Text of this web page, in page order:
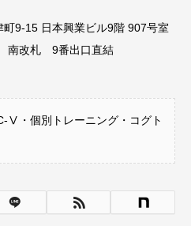
9-15 日本興業ビル9階 907号室
南改札 9番出口直結
Ⅴ・個別トレーニング・コグト